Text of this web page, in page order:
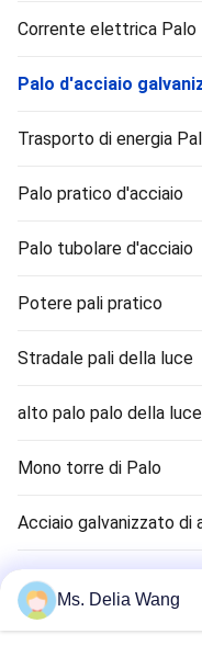
Corrente elettrica Palo
Palo d'acciaio
Trasporto di energia
Palo pratico d'acciaio
Palo tubolare d'acciaio
Potere pali pratico
Stradale pali della luce
alto palo palo della luce
Mono torre di Palo
Acciaio galvanizzato di
Semaforo Palo
canna terra rame
Ms. Delia Wang